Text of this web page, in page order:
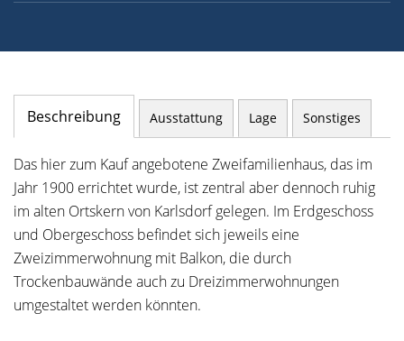
Beschreibung Ausstattung Lage Sonstiges
Das hier zum Kauf angebotene Zweifamilienhaus, das im
Jahr 1900 errichtet wurde, ist zentral aber dennoch ruhig
im alten Ortskern von Karlsdorf gelegen. Im Erdgeschoss
und Obergeschoss befindet sich jeweils eine
Zweizimmerwohnung mit Balkon, die durch
Trockenbauwände auch zu Dreizimmerwohnungen
umgestaltet werden könnten.